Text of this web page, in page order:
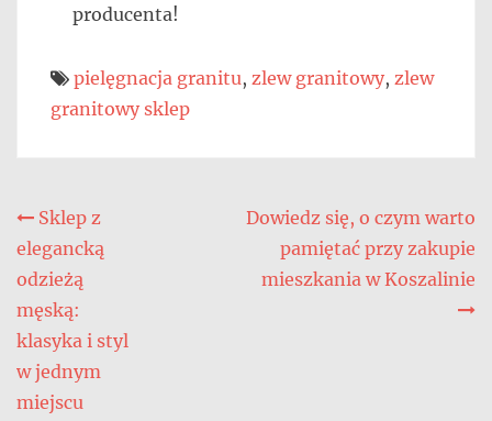
producenta!
pielęgnacja granitu, zlew granitowy, zlew
granitowy sklep
Nawigacja
wpisu
Sklep z
elegancką
odzieżą
męską:
klasyka i styl
w jednym
miejscu
Dowiedz się, o czym warto
pamiętać przy zakupie
mieszkania w Koszalinie